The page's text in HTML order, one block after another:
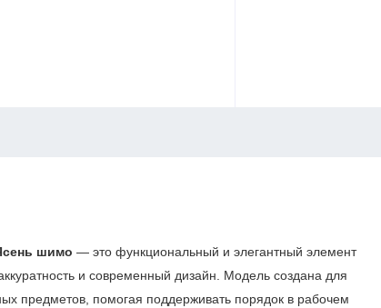
шимо — это функциональный и элегантный элемент
и современный дизайн. Модель создана для
предметов, помогая поддерживать порядок в рабочем